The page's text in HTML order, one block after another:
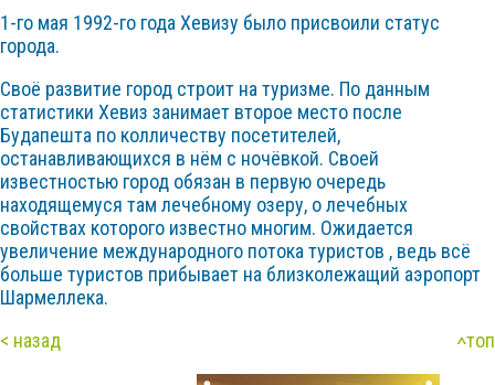
1-го мая 1992-го года Хевизу было присвоили статус
города.
Своё развитие город строит на туризме. По данным
статистики Хевиз занимает второе место после
Будапешта по колличеству посетителей,
останавливающихся в нём с ночёвкой. Своей
известностью город обязан в первую очередь
находящемуся там лечебному озеру, о лечебных
свойствах которого известно многим. Ожидается
увеличение международного потока туристов , ведь всё
больше туристов прибывает на близколежащий аэропорт
Шармеллека.
< назад
<топ